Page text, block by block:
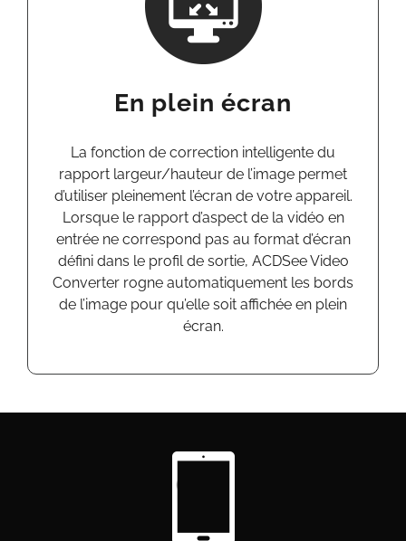
En plein écran
La fonction de correction intelligente du
rapport largeur/hauteur de l’image permet
d’utiliser pleinement l’écran de votre appareil.
Lorsque le rapport d’aspect de la vidéo en
entrée ne correspond pas au format d’écran
défini dans le profil de sortie, ACDSee Video
Converter rogne automatiquement les bords
de l’image pour qu’elle soit affichée en plein
écran.